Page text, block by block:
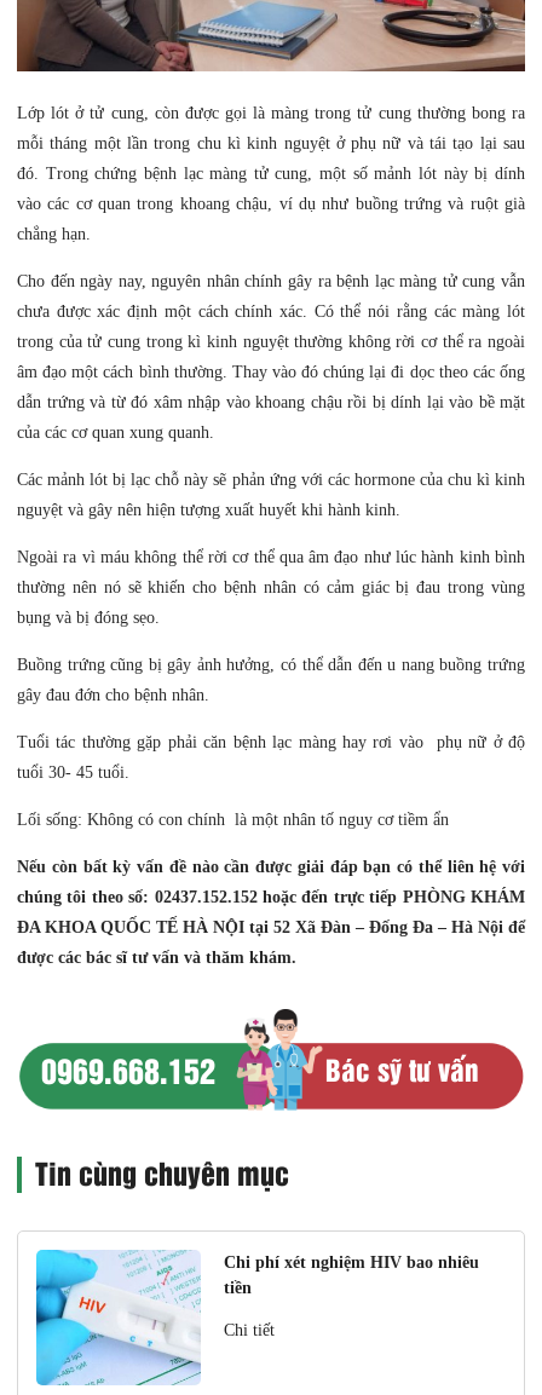
Lớp lót ở tử cung, còn được gọi là màng trong tử cung thường bong ra
mỗi tháng một lần trong chu kì kinh nguyệt ở phụ nữ và tái tạo lại sau
đó. Trong chứng bệnh lạc màng tử cung, một số mảnh lót này bị dính
vào các cơ quan trong khoang chậu, ví dụ như buồng trứng và ruột già
chẳng hạn.
Cho đến ngày nay, nguyên nhân chính gây ra bệnh lạc màng tử cung vẫn
chưa được xác định một cách chính xác. Có thể nói rằng các màng lót
trong của tử cung trong kì kinh nguyệt thường không rời cơ thể ra ngoài
âm đạo một cách bình thường. Thay vào đó chúng lại đi dọc theo các ống
dẫn trứng và từ đó xâm nhập vào khoang chậu rồi bị dính lại vào bề mặt
của các cơ quan xung quanh.
Các mảnh lót bị lạc chỗ này sẽ phản ứng với các hormone của chu kì kinh
nguyệt và gây nên hiện tượng xuất huyết khi hành kinh.
Ngoài ra vì máu không thể rời cơ thể qua âm đạo như lúc hành kinh bình
thường nên nó sẽ khiến cho bệnh nhân có cảm giác bị đau trong vùng
bụng và bị đóng sẹo.
Buồng trứng cũng bị gây ảnh hưởng, có thể dẫn đến u nang buồng trứng
gây đau đớn cho bệnh nhân.
Tuổi tác thường gặp phải căn bệnh lạc màng hay rơi vào phụ nữ ở độ
tuổi 30- 45 tuổi.
Lối sống: Không có con chính là một nhân tố nguy cơ tiềm ẩn
Nếu còn bất kỳ vấn đề nào cần được giải đáp bạn có thể liên hệ với
chúng tôi theo số: 02437.152.152 hoặc đến trực tiếp PHÒNG KHÁM
ĐA KHOA QUỐC TẾ HÀ NỘI tại 52 Xã Đàn – Đống Đa – Hà Nội để
được các bác sĩ tư vấn và thăm khám.
0969.668.152 Bác sỹ tư vấn
Tin cùng chuyên mục
Chi phí xét nghiệm HIV bao nhiêu
tiền
Chi tiết